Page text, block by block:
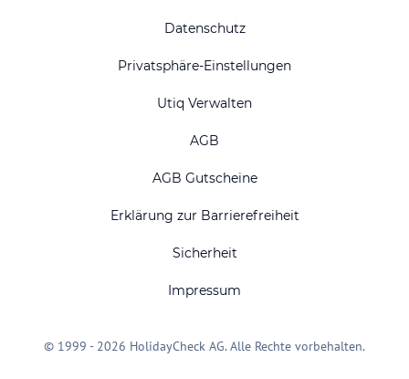
Datenschutz
Privatsphäre-Einstellungen
Utiq Verwalten
AGB
AGB Gutscheine
Erklärung zur Barrierefreiheit
Sicherheit
Impressum
© 1999 - 2026 HolidayCheck AG. Alle Rechte vorbehalten.